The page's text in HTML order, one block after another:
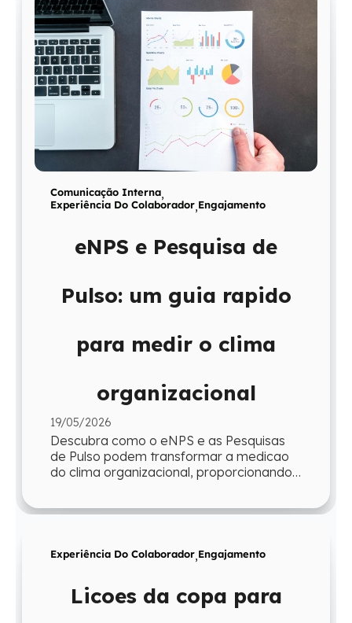
Comunicação Interna,
Experiência Do Colaborador,Engajamento
eNPS e Pesquisa de
Pulso: um guia rapido
para medir o clima
organizacional
19/05/2026
Descubra como o eNPS e as Pesquisas
de Pulso podem transformar a medicao
do clima organizacional, proporcionando
Experiência Do Colaborador,Engajamento
Licoes da copa para